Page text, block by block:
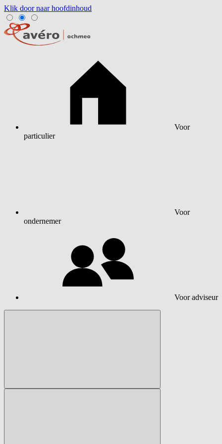
Klik door naar hoofdinhoud
Voor
particulier
Voor
ondernemer
Voor adviseur